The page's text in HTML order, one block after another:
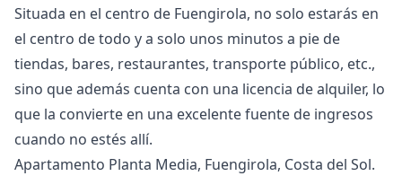
Situada en el centro de Fuengirola, no solo estarás en
el centro de todo y a solo unos minutos a pie de
tiendas, bares, restaurantes, transporte público, etc.,
sino que además cuenta con una licencia de alquiler, lo
que la convierte en una excelente fuente de ingresos
cuando no estés allí.
Apartamento Planta Media, Fuengirola, Costa del Sol.